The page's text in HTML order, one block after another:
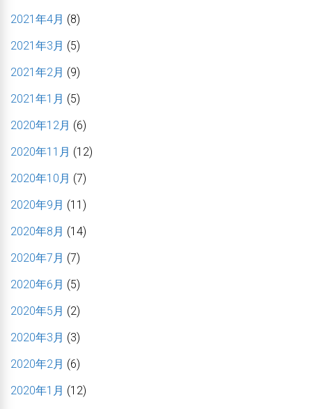
2021年4月 (8)
2021年3月 (5)
2021年2月 (9)
2021年1月 (5)
2020年12月 (6)
2020年11月 (12)
2020年10月 (7)
2020年9月 (11)
2020年8月 (14)
2020年7月 (7)
2020年6月 (5)
2020年5月 (2)
2020年3月 (3)
2020年2月 (6)
2020年1月 (12)